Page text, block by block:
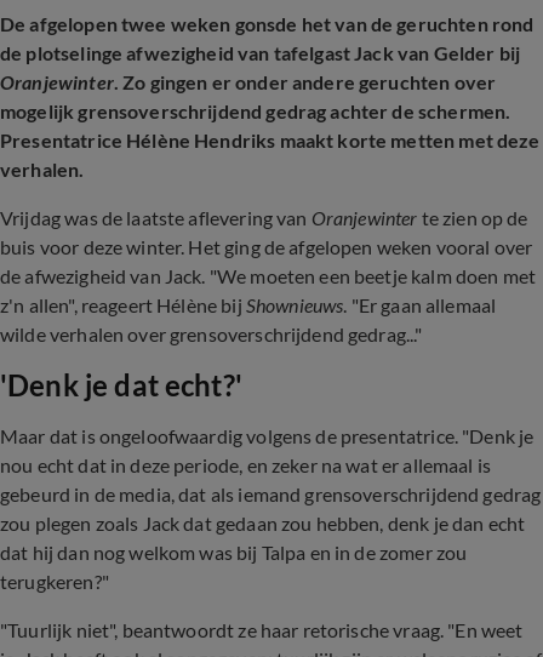
De afgelopen twee weken gonsde het van de geruchten rond
de plotselinge afwezigheid van tafelgast Jack van Gelder bij
Oranjewinter. Zo gingen er onder andere geruchten over
mogelijk grensoverschrijdend gedrag achter de schermen.
Presentatrice Hélène Hendriks maakt korte metten met deze
verhalen.
Vrijdag was de laatste aflevering van Oranjewinter te zien op de
buis voor deze winter. Het ging de afgelopen weken vooral over
de afwezigheid van Jack. "We moeten een beetje kalm doen met
z'n allen", reageert Hélène bij Shownieuws. "Er gaan allemaal
wilde verhalen over grensoverschrijdend gedrag..."
'Denk je dat echt?'
Maar dat is ongeloofwaardig volgens de presentatrice. "Denk je
nou echt dat in deze periode, en zeker na wat er allemaal is
gebeurd in de media, dat als iemand grensoverschrijdend gedrag
zou plegen zoals Jack dat gedaan zou hebben, denk je dan echt
dat hij dan nog welkom was bij Talpa en in de zomer zou
terugkeren?"
"Tuurlijk niet", beantwoordt ze haar retorische vraag. "En weet